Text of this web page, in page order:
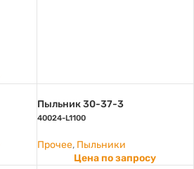
Пыльник 30-37-3
40024-L1100
Прочее, Пыльники
Цена по запросу